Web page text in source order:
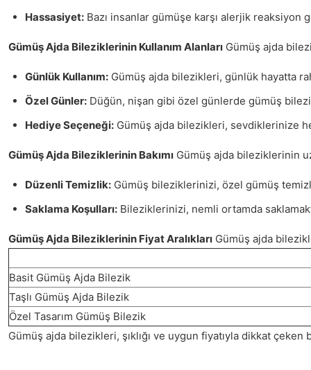
Hassasiyet: Bazı insanlar gümüşe karşı alerjik
Gümüş Ajda Bileziklerinin Kullanım Alanları Gümüş ajda
Günlük Kullanım: Gümüş ajda bilezikleri, günlük hayatta
Özel Günler: Düğün, nişan gibi özel günlerde gümüş
Hediye Seçeneği: Gümüş ajda bilezikleri, sevdiklerinize
Gümüş Ajda Bileziklerinin Bakımı Gümüş ajda bileziklerinin
Düzenli Temizlik: Gümüş bileziklerinizi, özel gümüş
Saklama Koşulları: Bileziklerinizi, nemli ortamda
Gümüş Ajda Bileziklerinin Fiyat Aralıkları Gümüş ajda
Basit Gümüş Ajda Bilezik
Taşlı Gümüş Ajda Bilezik
Özel Tasarım Gümüş Bilezik
Gümüş ajda bilezikleri, şıklığı ve uygun fiyatıyla dikkat